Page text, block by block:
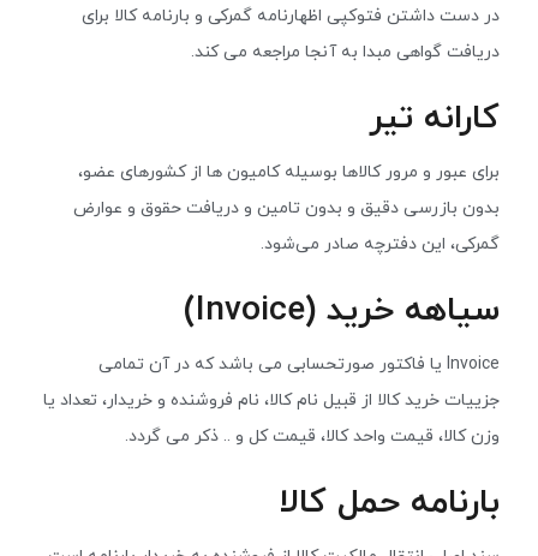
در دست داشتن فتوکپی اظهارنامه گمرکی و بارنامه کالا برای
دریافت گواهی مبدا به آنجا مراجعه می کند.
کارانه تیر
برای عبور و مرور کالاها بوسیله کامیون ها از کشورهای عضو،
بدون بازرسی دقیق و بدون تامین و دریافت حقوق و عوارض
گمرکی، این دفترچه صادر می‌شود.
سیاهه خرید (Invoice)
Invoice یا فاکتور صورتحسابی می باشد که در آن تمامی
جزییات خرید کالا از قبیل نام کالا، نام فروشنده و خریدار، تعداد یا
وزن کالا، قیمت واحد کالا، قیمت کل و .. ذکر می گردد.
بارنامه حمل کالا